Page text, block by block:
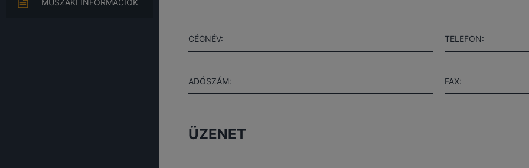
MŰSZAKI INFORMÁCIÓK
CÉGNÉV:
ADÓSZÁM:
TELEFON:
FAX:
ÜZENET